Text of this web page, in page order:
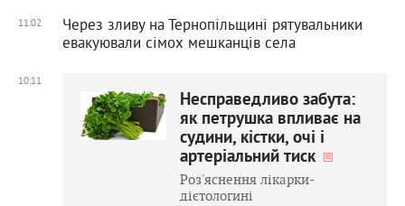
11:02
Через зливу на Тернопільщині рятувальники
евакуювали сімох мешканців села
10:11
Несправедливо забута:
як петрушка впливає на
судини, кістки, очі і
артеріальний тиск
Роз'яснення лікарки-
дієтологині